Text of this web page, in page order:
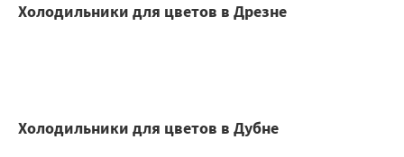
Холодильники для цветов в Дрезне
Холодильники для цветов в Дубне